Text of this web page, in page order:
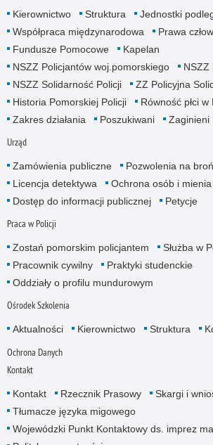
Kierownictwo Struktura
Jednostki
Współpraca międzynarodowa
Prawa
Fundusze Pomocowe
Kapelan
NSZZ Policjantów woj.pomorskiego
NSZZ
NSZZ Solidarność Policji
ZZ Policyjna
Historia Pomorskiej Policji
Równość płci w
Zakres działania
Poszukiwani Zaginieni
Urząd
Zamówienia publiczne
Pozwolenia na broń
Licencja detektywa
Ochrona osób i mienia
Dostęp do informacji publicznej
Petycje
Praca w Policji
Zostań pomorskim policjantem
Służba w
Pracownik cywilny
Praktyki studenckie
Oddziały o profilu mundurowym
Ośrodek Szkolenia
Aktualności Kierownictwo Struktura
Ochrona Danych
Kontakt
Kontakt Rzecznik Prasowy
Skargi i
Tłumacze języka migowego
Wojewódzki Punkt Kontaktowy ds. imprez